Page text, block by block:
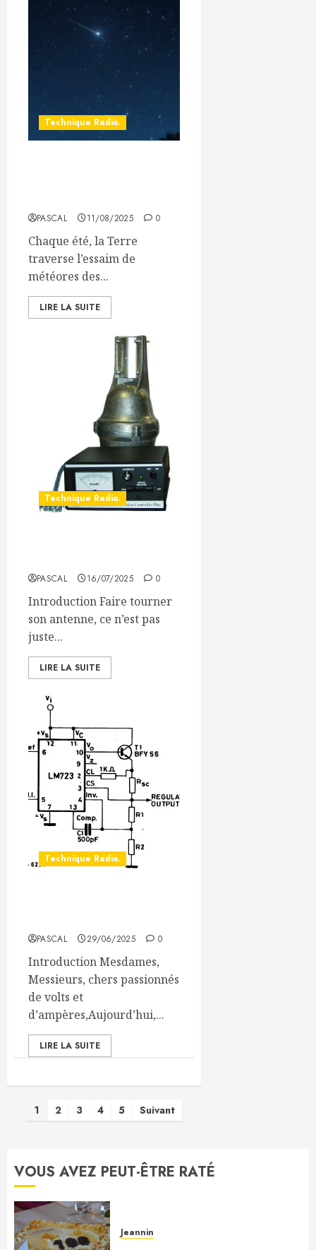
Technique Radio.
PASCAL 11/08/2025 0
Chaque été, la Terre
traverse l’essaim de
météores des...
LIRE LA SUITE
Technique Radio.
PASCAL 16/07/2025 0
Introduction Faire tourner
son antenne, ce n’est pas
juste...
LIRE LA SUITE
Technique Radio.
PASCAL 29/06/2025 0
Introduction Mesdames,
Messieurs, chers passionnés
de volts et
d’ampères,Aujourd’hui,...
LIRE LA SUITE
Pagination
publications
1 2 3 4 5 Suivant
VOUS AVEZ PEUT-ÊTRE RATÉ
Jeannin